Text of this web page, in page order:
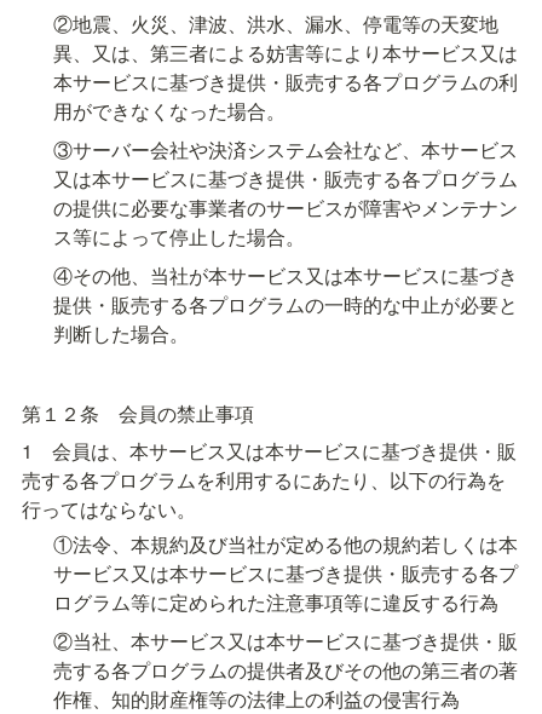
②地震、火災、津波、洪水、漏水、停電等の天変地
異、又は、第三者による妨害等により本サービス又は
本サービスに基づき提供・販売する各プログラムの利
用ができなくなった場合。
③サーバー会社や決済システム会社など、本サービス
又は本サービスに基づき提供・販売する各プログラム
の提供に必要な事業者のサービスが障害やメンテナン
ス等によって停止した場合。
④その他、当社が本サービス又は本サービスに基づき
提供・販売する各プログラムの一時的な中止が必要と
判断した場合。
第１２条　会員の禁止事項
1　会員は、本サービス又は本サービスに基づき提供・販
売する各プログラムを利用するにあたり、以下の行為を
行ってはならない。
①法令、本規約及び当社が定める他の規約若しくは本
サービス又は本サービスに基づき提供・販売する各プ
ログラム等に定められた注意事項等に違反する行為
②当社、本サービス又は本サービスに基づき提供・販
売する各プログラムの提供者及びその他の第三者の著
作権、知的財産権等の法律上の利益の侵害行為